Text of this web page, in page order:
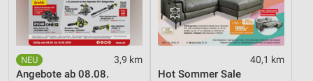
3,9 km
Angebote ab 08.08.
40,1 km
Hot Sommer Sale